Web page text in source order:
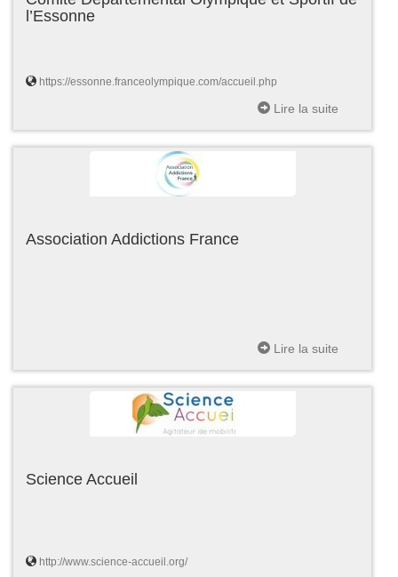
l’Essonne
https://essonne.franceolympique.com/accueil.php
Lire la suite
Association Addictions France
Lire la suite
Science Accueil
http://www.science-accueil.org/